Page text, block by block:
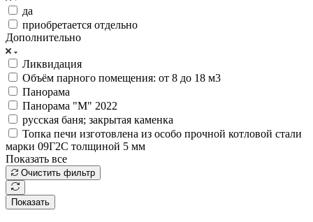
да
приобретается отдельно
Дополнительно
Ликвидация
Объём парного помещения: от 8 до 18 м3
Панорама
Панорама "М" 2022
русская баня; закрытая каменка
Топка печи изготовлена из особо прочной котловой стали
марки 09Г2С толщиной 5 мм
Показать все
Очистить фильтр
Показать